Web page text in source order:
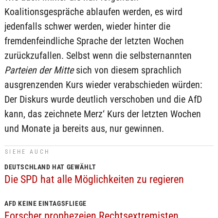
Koalitionsgespräche ablaufen werden, es wird
jedenfalls schwer werden, wieder hinter die
fremdenfeindliche Sprache der letzten Wochen
zurückzufallen. Selbst wenn die selbsternannten
Parteien der Mittesich von diesem sprachlich
ausgrenzenden Kurs wieder verabschieden würden:
Der Diskurs wurde deutlich verschoben und die AfD
kann, das zeichnete Merz‘ Kurs der letzten Wochen
und Monate ja bereits aus, nur gewinnen.
SIEHE AUCH
DEUTSCHLAND HAT GEWÄHLT
Die SPD hat alle Möglichkeiten zu regieren
AFD KEINE EINTAGSFLIEGE